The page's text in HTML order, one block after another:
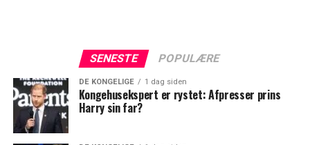
SENESTE POPULÆRE
DE KONGELIGE 1 dag siden
Kongehusekspert er rystet: Afpresser prins
Harry sin far?